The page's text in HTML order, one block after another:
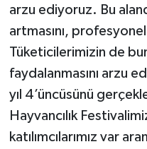
arzu ediyoruz. Bu
artmasını,
Tüketicilerimizin de
faydalanmasını arzu
yıl 4’üncüsünü
Hayvancılık
katılımcılarımız var